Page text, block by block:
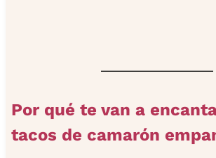
Por qué te van a
tacos de camarón